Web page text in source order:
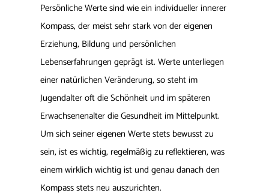
Persönliche Werte sind wie ein individueller innerer
Kompass, der meist sehr stark von der eigenen
Erziehung, Bildung und persönlichen
Lebenserfahrungen geprägt ist. Werte unterliegen
einer natürlichen Veränderung, so steht im
Jugendalter oft die Schönheit und im späteren
Erwachsenenalter die Gesundheit im Mittelpunkt.
Um sich seiner eigenen Werte stets bewusst zu
sein, ist es wichtig, regelmäßig zu reflektieren, was
einem wirklich wichtig ist und genau danach den
Kompass stets neu auszurichten.